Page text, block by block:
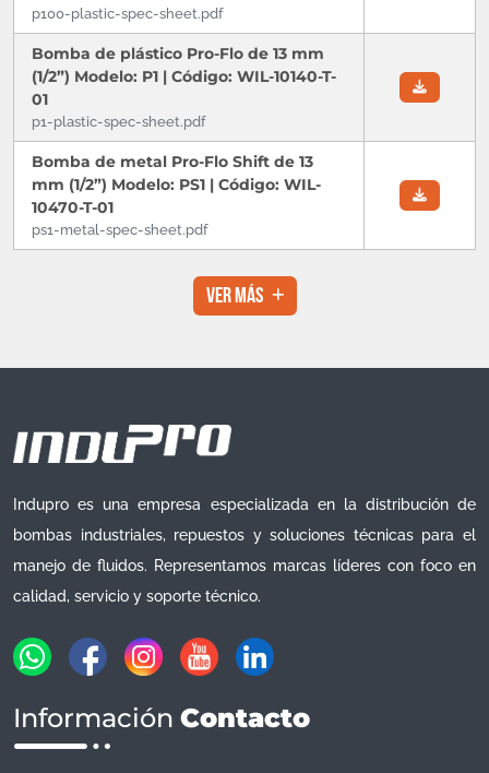
p100-plastic-spec-sheet.pdf
Bomba de plástico Pro-Flo de 13 mm
(1/2”) Modelo: P1 | Código: WIL-10140-T-
01
p1-plastic-spec-sheet.pdf
Bomba de metal Pro-Flo Shift de 13
mm (1/2”) Modelo: PS1 | Código: WIL-
10470-T-01
ps1-metal-spec-sheet.pdf
Ver Más
Indupro es una empresa especializada en la distribución de
bombas industriales, repuestos y soluciones técnicas para el
manejo de fluidos. Representamos marcas líderes con foco en
calidad, servicio y soporte técnico.
Información Contacto